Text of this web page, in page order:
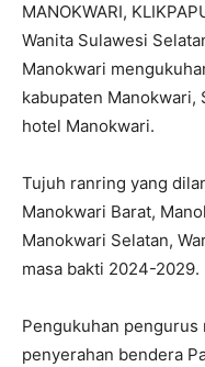
MANOKWARI,
Wanita Sulawesi
Manokwari
kabupaten Manokwari,
hotel Manokwari.
Tujuh ranring yang
Manokwari Barat,
Manokwari Selatan,
masa bakti 2024-2029.
Pengukuhan
penyerahan bendera